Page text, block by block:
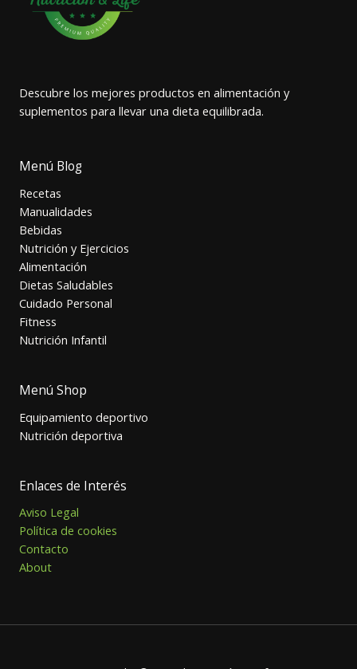
Descubre los mejores productos en alimentación y
suplementos para llevar una dieta equilibrada.
Menú Blog
Recetas
Manualidades
Bebidas
Nutrición y Ejercicios
Alimentación
Dietas Saludables
Cuidado Personal
Fitness
Nutrición Infantil
Menú Shop
Equipamiento deportivo
Nutrición deportiva
Enlaces de Interés
Aviso Legal
Política de cookies
Contacto
About